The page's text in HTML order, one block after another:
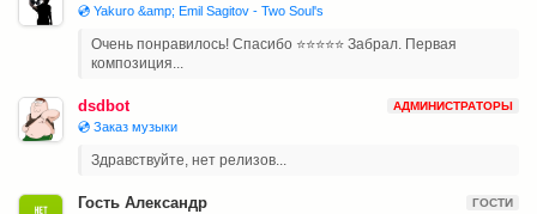
💿 Yakuro &amp; Emil Sagitov - Two Soul's
Очень понравилось! Спасибо ⭐⭐⭐⭐⭐ Забрал. Первая
композиция...
dsdbot АДМИНИСТРАТОРЫ
💿 Заказ музыки
Здравствуйте, нет релизов...
Гость Александр ГОСТИ